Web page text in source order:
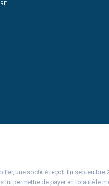
une société reçoit fin septembre
lui permettre de payer en totalité le